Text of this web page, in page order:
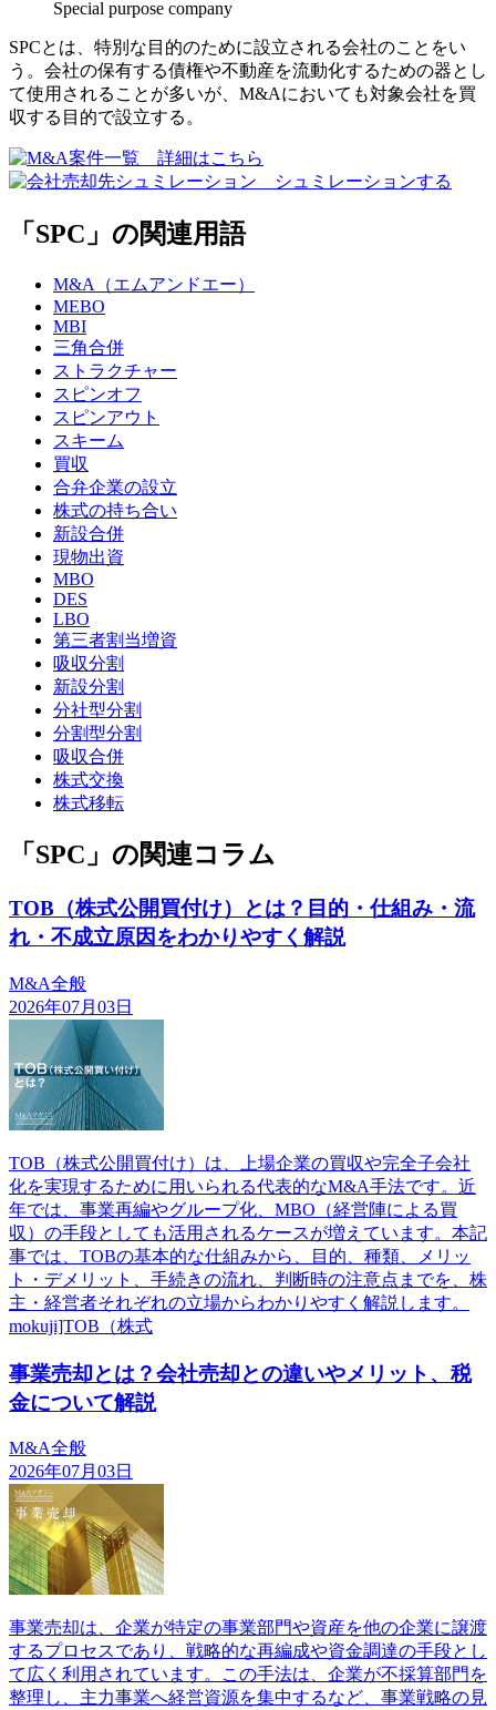
Special purpose company
SPCとは、特別な目的のために設立される会社のことをい
う。会社の保有する債権や不動産を流動化するための器とし
て使用されることが多いが、M&Aにおいても対象会社を買
収する目的で設立する。
「SPC」の関連用語
M&A（エムアンドエー）
MEBO
MBI
三角合併
ストラクチャー
スピンオフ
スピンアウト
スキーム
買収
合弁企業の設立
株式の持ち合い
新設合併
現物出資
MBO
DES
LBO
第三者割当増資
吸収分割
新設分割
分社型分割
分割型分割
吸収合併
株式交換
株式移転
「SPC」の関連コラム
TOB（株式公開買付け）とは？目的・仕組み・流
れ・不成立原因をわかりやすく解説
M&A全般
2026年07月03日
TOB（株式公開買付け）は、上場企業の買収や完全子会社
化を実現するために用いられる代表的なM&A手法です。近
年では、事業再編やグループ化、MBO（経営陣による買
収）の手段としても活用されるケースが増えています。本記
事では、TOBの基本的な仕組みから、目的、種類、メリッ
ト・デメリット、手続きの流れ、判断時の注意点までを、株
主・経営者それぞれの立場からわかりやすく解説します。
mokuji]TOB（株式
事業売却とは？会社売却との違いやメリット、税
金について解説
M&A全般
2026年07月03日
事業売却は、企業が特定の事業部門や資産を他の企業に譲渡
するプロセスであり、戦略的な再編成や資金調達の手段とし
て広く利用されています。この手法は、企業が不採算部門を
整理し、主力事業へ経営資源を集中するなど、事業戦略の見